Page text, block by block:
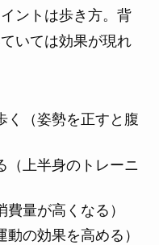
ントは歩き方。背
いては効果が現れ
く（姿勢を正すと腹
（上半身のトレーニ
量が高くなる）
の効果を高める）